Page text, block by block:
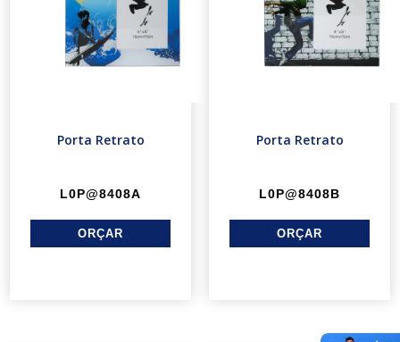
Porta Retrato
L0P@8408A
Porta Retrato
L0P@8408B